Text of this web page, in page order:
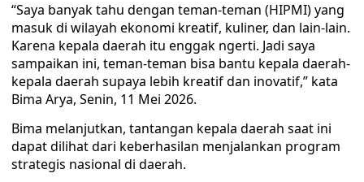
“Saya banyak tahu dengan teman-teman (HIPMI) yang
masuk di wilayah ekonomi kreatif, kuliner, dan lain-lain.
Karena kepala daerah itu enggak ngerti. Jadi saya
sampaikan ini, teman-teman bisa bantu kepala daerah-
kepala daerah supaya lebih kreatif dan inovatif,” kata
Bima Arya, Senin, 11 Mei 2026.
Bima melanjutkan, tantangan kepala daerah saat ini
dapat dilihat dari keberhasilan menjalankan program
strategis nasional di daerah.